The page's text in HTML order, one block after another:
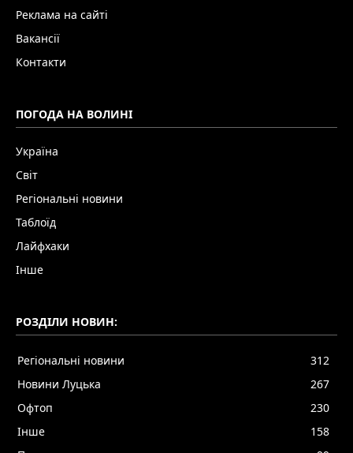
Реклама на сайті
Вакансії
Контакти
ПОГОДА НА ВОЛИНІ
Україна
Світ
Регіональні новини
Таблоїд
Лайфхаки
Інше
РОЗДІЛИ НОВИН:
Регіональні новини
312
Новини Луцька
267
Офтоп
230
Інше
158